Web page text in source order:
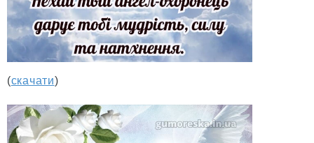
(скачати)